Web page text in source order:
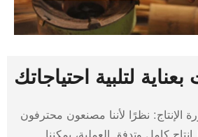
لتلبية احتياجاتك
الإنتاج: نظرًا لأننا مصنعون محترفون